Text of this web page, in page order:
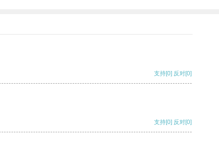
支持[0] 反对[0]
支持[0] 反对[0]